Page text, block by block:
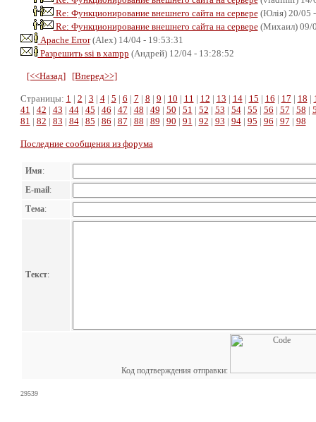
Re: Функционирование внешнего сайта на сервере(Юлія) 20/05
Re: Функционирование внешнего сайта на сервере(Михаил) 09/
Apache Error(Alex) 14/04 - 19:53:31
Разрешить ssi в xampp (Андрей) 12/04 - 13:28:52
[<<Назад] [Вперед>>]
Страницы: 1 | 2 | 3 | 4| 5 | 6 | 7 | 8 | 9 | 10 | 11 | 12 | 13 | 14| 15 | 16 | 17 | 18 |
41 | 42 | 43 | 44| 45 | 46 | 47 | 48 | 49 | 50 | 51 | 52 | 53 | 54| 55 | 56 | 57 | 58 |
81 | 82 | 83 | 84| 85 | 86 | 87 | 88 | 89 | 90 | 91 | 92 | 93 | 94| 95 | 96 | 97 | 98
Последние сообщения из форума
Имя:
E-mail:
Тема:
Текст:
Код подтверждения отправки:
29539